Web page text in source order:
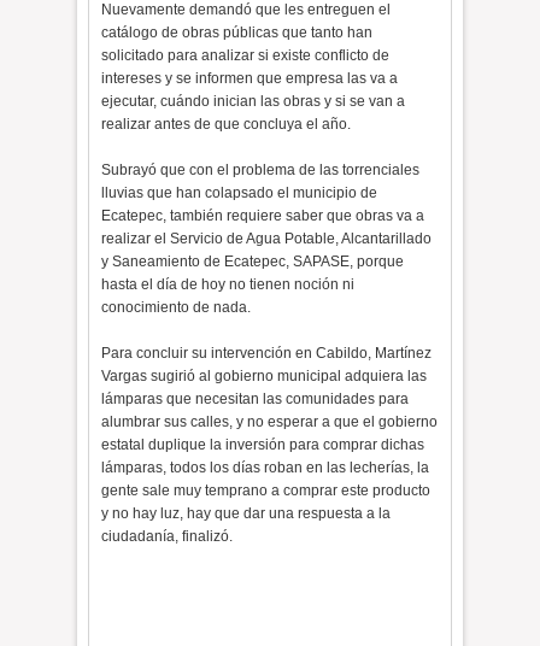
Nuevamente demandó que les entreguen el
catálogo de obras públicas que tanto han
solicitado para analizar si existe conflicto de
intereses y se informen que empresa las va a
ejecutar, cuándo inician las obras y si se van a
realizar antes de que concluya el año.
Subrayó que con el problema de las torrenciales
lluvias que han colapsado el municipio de
Ecatepec, también requiere saber que obras va a
realizar el Servicio de Agua Potable, Alcantarillado
y Saneamiento de Ecatepec, SAPASE, porque
hasta el día de hoy no tienen noción ni
conocimiento de nada.
Para concluir su intervención en Cabildo, Martínez
Vargas sugirió al gobierno municipal adquiera las
lámparas que necesitan las comunidades para
alumbrar sus calles, y no esperar a que el gobierno
estatal duplique la inversión para comprar dichas
lámparas, todos los días roban en las lecherías, la
gente sale muy temprano a comprar este producto
y no hay luz, hay que dar una respuesta a la
ciudadanía, finalizó.